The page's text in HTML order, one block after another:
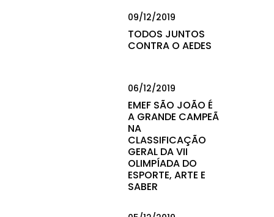
09/12/2019
TODOS JUNTOS
CONTRA O AEDES
06/12/2019
EMEF SÃO JOÃO É
A GRANDE CAMPEÃ
NA
CLASSIFICAÇÃO
GERAL DA VII
OLIMPÍADA DO
ESPORTE, ARTE E
SABER